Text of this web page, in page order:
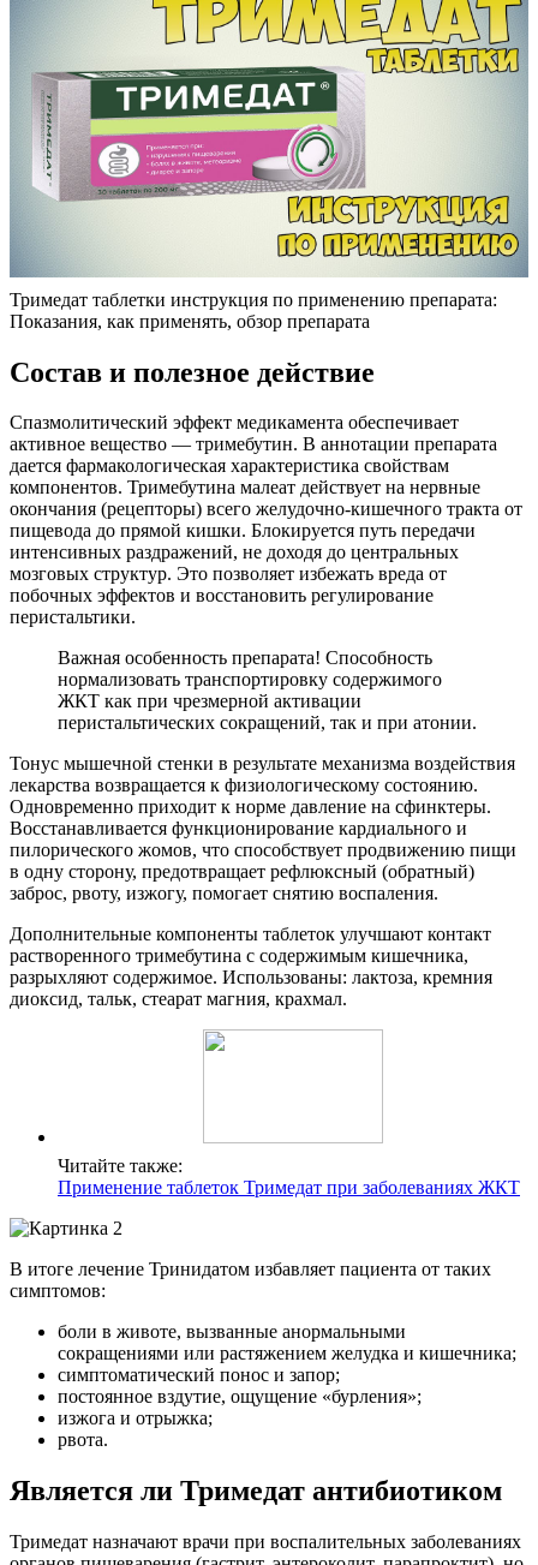
Тримедат таблетки инструкция по применению препарата:
Показания, как применять, обзор препарата
Состав и полезное действие
Спазмолитический эффект медикамента обеспечивает
активное вещество — тримебутин. В аннотации препарата
дается фармакологическая характеристика свойствам
компонентов. Тримебутина малеат действует на нервные
окончания (рецепторы) всего желудочно-кишечного тракта от
пищевода до прямой кишки. Блокируется путь передачи
интенсивных раздражений, не доходя до центральных
мозговых структур. Это позволяет избежать вреда от
побочных эффектов и восстановить регулирование
перистальтики.
Важная особенность препарата! Способность
нормализовать транспортировку содержимого
ЖКТ как при чрезмерной активации
перистальтических сокращений, так и при атонии.
Тонус мышечной стенки в результате механизма воздействия
лекарства возвращается к физиологическому состоянию.
Одновременно приходит к норме давление на сфинктеры.
Восстанавливается функционирование кардиального и
пилорического жомов, что способствует продвижению пищи
в одну сторону, предотвращает рефлюксный (обратный)
заброс, рвоту, изжогу, помогает снятию воспаления.
Дополнительные компоненты таблеток улучшают контакт
растворенного тримебутина с содержимым кишечника,
разрыхляют содержимое. Использованы: лактоза, кремния
диоксид, тальк, стеарат магния, крахмал.
Читайте также:
Применение таблеток Тримедат при заболеваниях ЖКТ
В итоге лечение Тринидатом избавляет пациента от таких
симптомов:
боли в животе, вызванные анормальными
сокращениями или растяжением желудка и кишечника;
симптоматический понос и запор;
постоянное вздутие, ощущение «бурления»;
изжога и отрыжка;
рвота.
Является ли Тримедат антибиотиком
Тримедат назначают врачи при воспалительных заболеваниях